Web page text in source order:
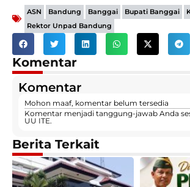
ASN Bandung Banggai Bupati Banggai
Rektor Unpad Bandung
Komentar
Komentar
Mohon maaf, komentar belum tersedia
Komentar menjadi tanggung-jawab Anda
UU ITE.
Berita Terkait